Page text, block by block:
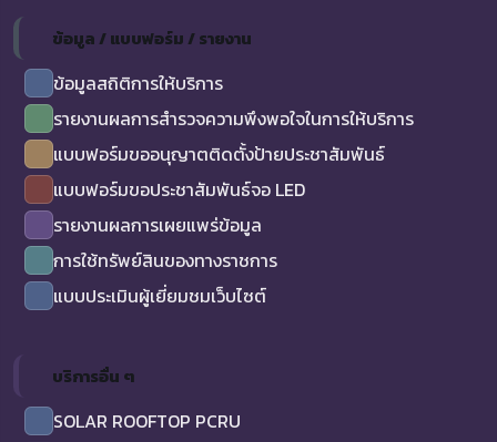
ข้อมูล / แบบฟอร์ม / รายงาน
ข้อมูลสถิติการให้บริการ
รายงานผลการสำรวจความพึงพอใจในการให้บริการ
แบบฟอร์มขออนุญาตติดตั้งป้ายประชาสัมพันธ์
แบบฟอร์มขอประชาสัมพันธ์จอ LED
รายงานผลการเผยแพร่ข้อมูล
การใช้ทรัพย์สินของทางราชการ
แบบประเมินผู้เยี่ยมชมเว็บไซต์
บริการอื่น ๆ
SOLAR ROOFTOP PCRU